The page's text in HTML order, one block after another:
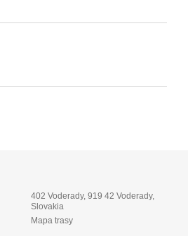
402 Voderady, 919 42 Voderady,
Slovakia
Mapa trasy